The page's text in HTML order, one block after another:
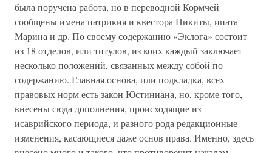
была поручена работа, но в переводной Кормчей
сообщены имена патрикия и квестора Никиты, ипата
Марина и др. По своему содержанию «Эклога» состоит
из 18 отделов, или титулов, из коих каждый заключает
несколько положений, связанных между собой по
содержанию. Главная основа, или подкладка, всех
правовых норм есть закон Юстиниана, но, кроме того,
внесены сюда дополнения, происходящие из
исаврийского периода, и разного рода редакционные
изменения, касающиеся даже основ права. Именно, здесь